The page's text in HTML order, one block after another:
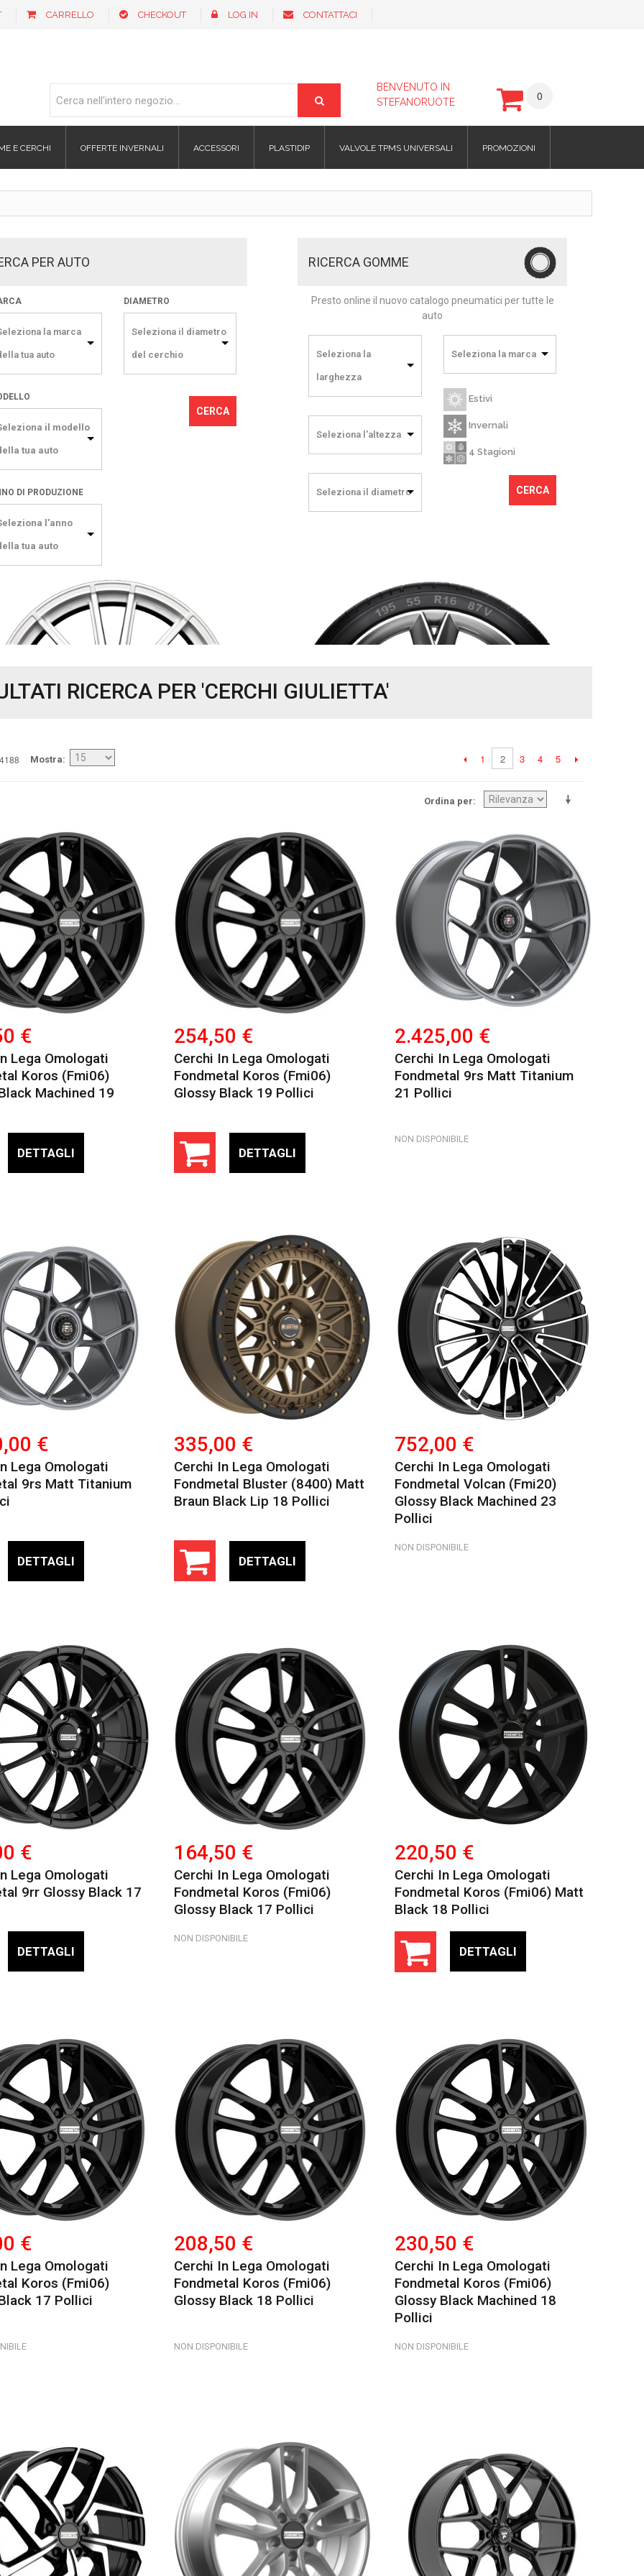
CARRELLO CHECKOUT LOG IN CONTATTACI
BENVENUTO IN
STEFANORUOTE
0
E CERCHI OFFERTE INVERNALI ACCESSORI PLASTIDIP VALVOLE TPMS UNIVERSALI PROMOZIONI
PER AUTO
la marca
tua auto
il modello
tua auto
DI PRODUZIONE
l'anno
tua auto
DIAMETRO
Seleziona il diametro
del cerchio
CERCA
RICERCA GOMME
Presto online il nuovo catalogo pneumatici per tutte le
auto
Seleziona la
larghezza
Seleziona l'altezza
Seleziona il diametro
Seleziona la marca
Estivi
Invernali
4 Stagioni
CERCA
RICERCA PER 'CERCHI GIULIETTA'
Mostra 1 2 3 4 5
Ordina per
€
Lega Omologati
Koros (fmi06)
Machined 19
DETTAGLI
254,50 €
Cerchi In Lega Omologati
Fondmetal Koros (fmi06)
Glossy Black 19 Pollici
DETTAGLI
2.425,00 €
Cerchi In Lega Omologati
Fondmetal 9rs Matt Titanium
21 Pollici
NON DISPONIBILE
€
Lega Omologati
9rs Matt Titanium
DETTAGLI
335,00 €
Cerchi In Lega Omologati
Fondmetal Bluster (8400) Matt
Braun Black Lip 18 Pollici
DETTAGLI
752,00 €
Cerchi In Lega Omologati
Fondmetal Volcan (fmi20)
Glossy Black Machined 23
Pollici
NON DISPONIBILE
€
Lega Omologati
9rr Glossy Black 17
DETTAGLI
164,50 €
Cerchi In Lega Omologati
Fondmetal Koros (fmi06)
Glossy Black 17 Pollici
NON DISPONIBILE
220,50 €
Cerchi In Lega Omologati
Fondmetal Koros (fmi06) Matt
Black 18 Pollici
DETTAGLI
€
Lega Omologati
Koros (fmi06)
17 Pollici
208,50 €
Cerchi In Lega Omologati
Fondmetal Koros (fmi06)
Glossy Black 18 Pollici
NON DISPONIBILE
230,50 €
Cerchi In Lega Omologati
Fondmetal Koros (fmi06)
Glossy Black Machined 18
Pollici
NON DISPONIBILE